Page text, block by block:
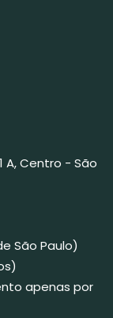
A, Centro - São
São Paulo)
apenas por